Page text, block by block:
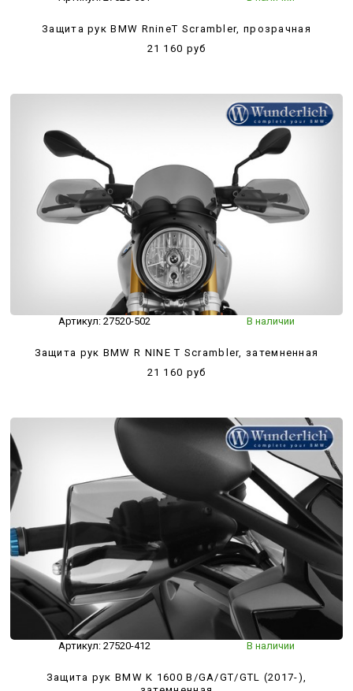
Защита рук BMW RnineT Scrambler, прозрачная
21 160 руб
Артикул: 27520-502 В наличии
Защита рук BMW R NINE T Scrambler, затемненная
21 160 руб
Артикул: 27520-412 В наличии
Защита рук BMW K 1600 B/GA/GT/GTL (2017-),